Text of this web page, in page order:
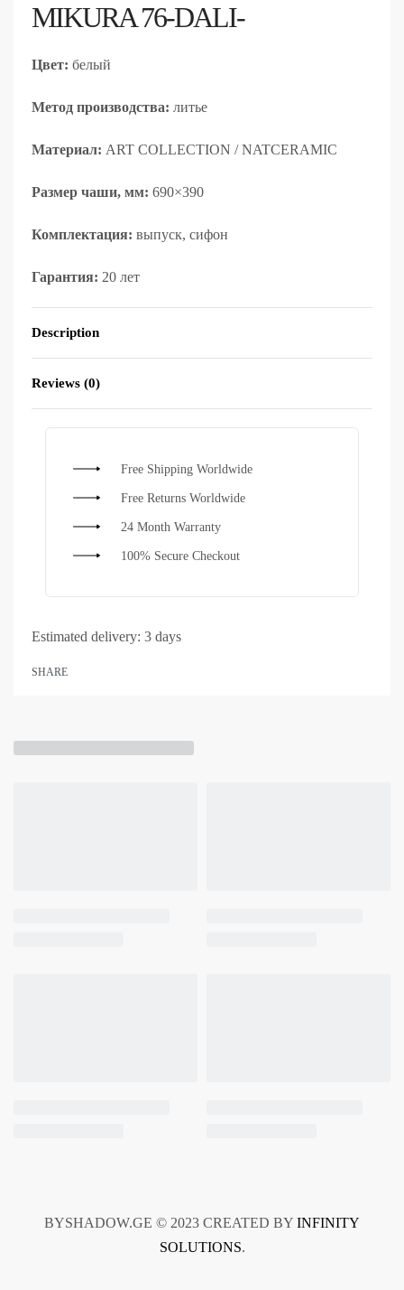
MIKURA 76-DALI-
Цвет: белый
Метод производства: литье
Материал: ART COLLECTION / NATCERAMIC
Размер чаши, мм: 690×390
Комплектация: выпуск, сифон
Гарантия: 20 лет
Description
Reviews (0)
Free Shipping Worldwide
Free Returns Worldwide
24 Month Warranty
100% Secure Checkout
Estimated delivery: 3 days
SHARE
BYSHADOW.GE © 2023 CREATED BY INFINITY
SOLUTIONS.